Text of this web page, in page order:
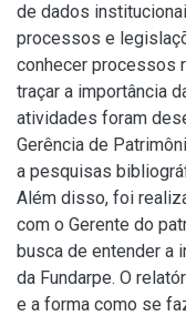
de dados
processos e
conhecer processos
traçar a importância
atividades foram
Gerência de
a pesquisas
Além disso, foi
com o Gerente do
busca de entender a
da Fundarpe. O
e a forma como se